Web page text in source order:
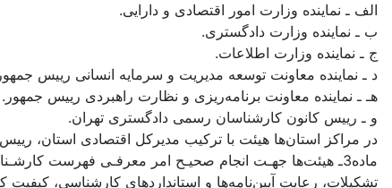
الف ـ نماینده وزارت امور اقتصادی و دارایی.
ب ـ نماینده وزارت دادگستری.
ج ـ نماینده وزارت اطلاعات.
د ـ نماینده معاونت توسعه مدیریت و سرمایه انسانی رییس
هـ ـ نماینده معاونت برنامه‌ریزی و نظارت راهبردی رییس جمهور.
و ـ رییس کانون کارشناسان رسمی دادگستری تهران.
در مراکز استان‌ها هیئت با ترکیب مدیرکل اقتصادی استان،
ماده3ـ هیئت‌ها جهـت انجام صحیـح امر معرفـی فهرست
تشکیلات، رعایت آیین‌نامه‌ها و استانداردهای کارشناسی،